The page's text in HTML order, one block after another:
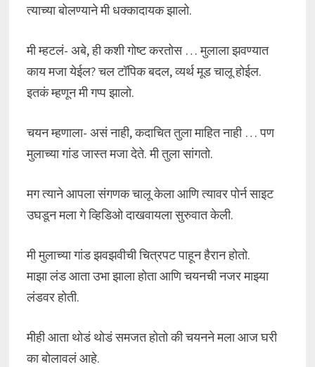
त्याच्या बोलण्याने मी धक्कादायक झालो.
मी म्हटलं- अबे, ही कशी गोष्ट करतोस … मुलाला झवण्यात
काय मजा येईल? चल टॉपिक बदल, व्यर्थ मूड चालू होईल.
इतकं म्हणून मी गप्प झालो.
चयन म्हणाला- असं नाही, कदाचित तुला माहित नाही … पण
मुलाच्या गांड जास्त मजा देते. मी तुला सांगतो.
मग त्याने आपला संगणक चालू केला आणि त्यावर पोर्न साइट
उघडून मला गे व्हिडिओ दाखवायला सुरुवात केली.
मी मुलाच्या गांड झवझवीची चित्रपट पाहून हैरान होतो.
माझा लंड आता उभा झाला होता आणि चयनची नजर माझ्या
लंडवर होती.
मीही आता थोडं थोडं समजत होतो की चयनने मला आज घरी
का बोलावलं आहे.